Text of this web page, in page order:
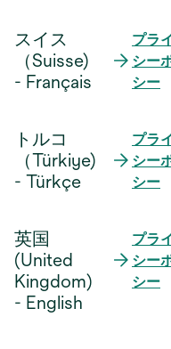
で
スイス
（Suisse)
- Français
プラ
シー
シー
トルコ
（Türkiye)
- Türkçe
プラ
シー
シー
英国
(United
Kingdom)
- English
プラ
シー
シー